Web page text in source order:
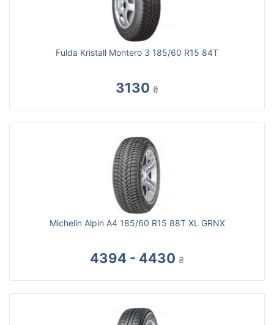
Fulda Kristall Montero 3 185/60 R15 84T
3130 ₴
Michelin Alpin A4 185/60 R15 88T XL GRNX
4394 - 4430 ₴